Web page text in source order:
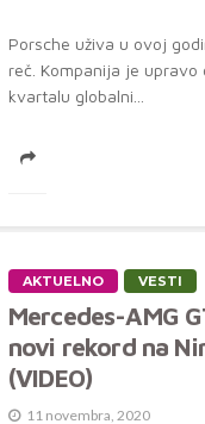
Porsche uživa u ovoj
reč. Kompanija je
kvartalu globalni...
AKTUELNO VESTI
Mercedes-AMG
novi rekord na
(VIDEO)
11 novembra, 2020